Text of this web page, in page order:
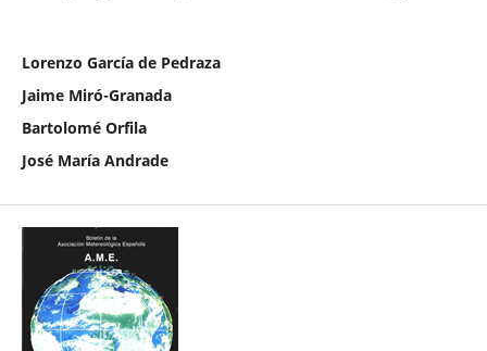
Lorenzo García de Pedraza
Jaime Miró-Granada
Bartolomé Orfila
José María Andrade